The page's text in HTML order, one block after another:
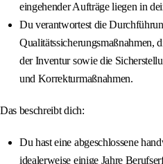
eingehender Aufträge liegen in
Du verantwortest die
Qualitätssicherungsmaßnahmen,
der Inventur sowie die
und Korrekturmaßnahmen.
Das beschreibt dich:
Du hast eine abgeschlossene
idealerweise einige Jahre